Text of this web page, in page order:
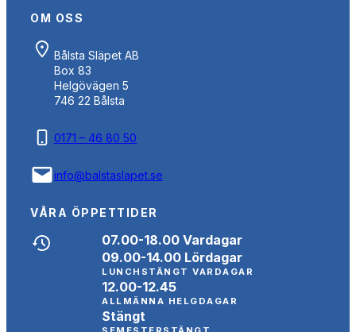
OM OSS
Bålsta Släpet AB
Box 83
Helgövägen 5
746 22 Bålsta
0171 – 46 80 50
info@balstaslapet.se
VÅRA ÖPPETTIDER
07.00-18.00 Vardagar
09.00-14.00 Lördagar
LUNCHSTÄNGT VARDAGAR
12.00-12.45
ALLMÄNNA HELGDAGAR
Stängt